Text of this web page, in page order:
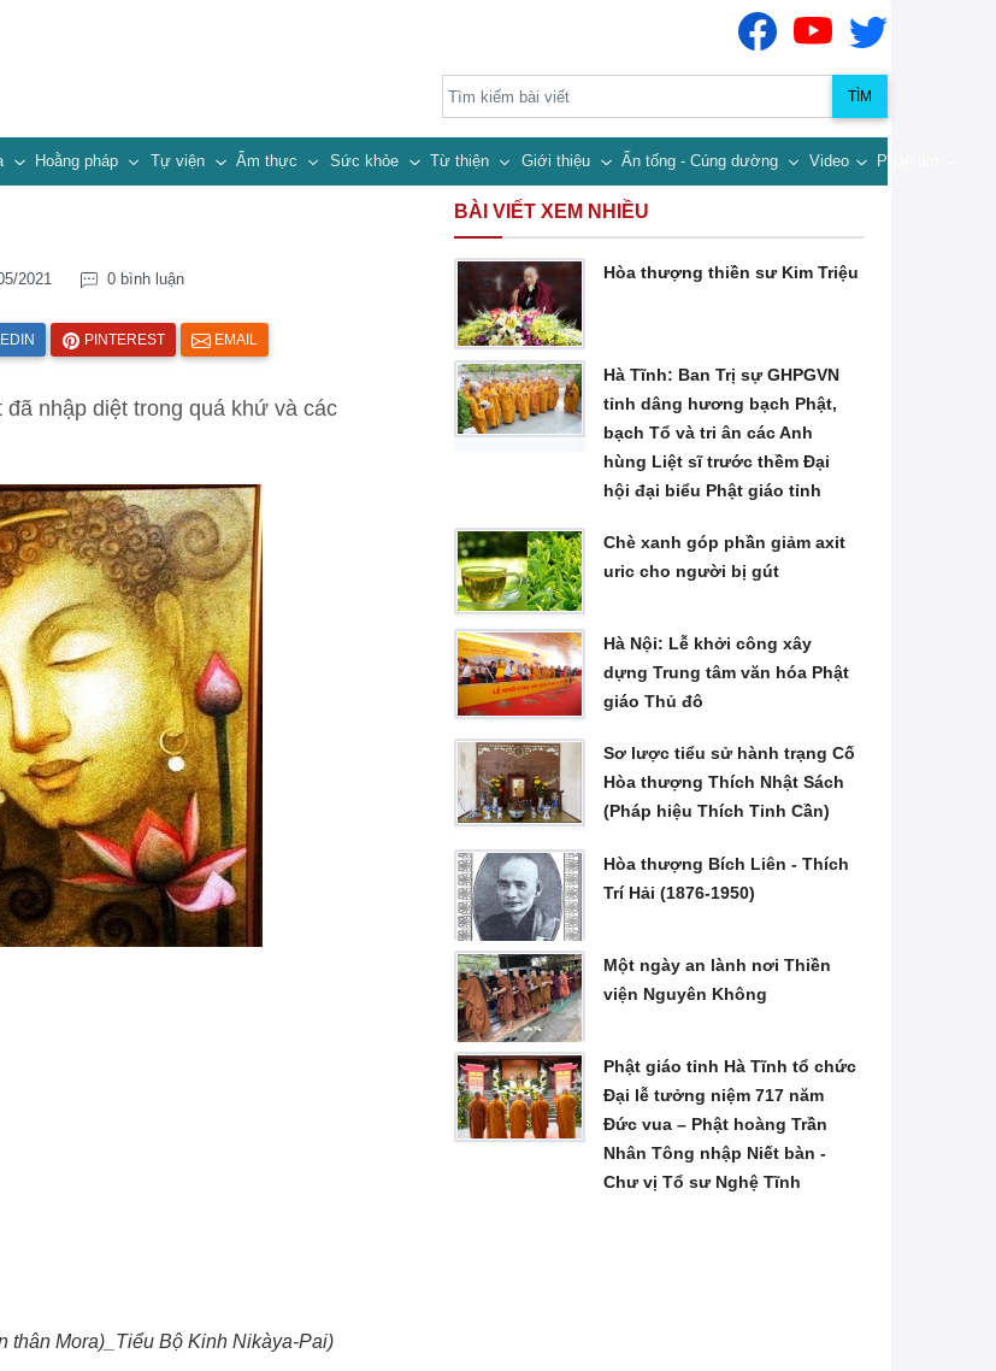
TÌM
Hoằng pháp Tự viện Ẩm thực Sức khỏe Từ thiện Giới thiệu Ấn tống - Cúng dường Video Pháp âm
2021 0 bình luận
PINTEREST EMAIL
nhập diệt trong quá khứ và các
thân Mora)_Tiểu Bộ Kinh Nikàya-Pai)
BÀI VIẾT XEM NHIỀU
Hòa thượng thiền sư Kim Triệu
Hà Tĩnh: Ban Trị sự GHPGVN
tỉnh dâng hương bạch Phật,
bạch Tổ và tri ân các Anh
hùng Liệt sĩ trước thềm Đại
hội đại biểu Phật giáo tỉnh
Chè xanh góp phần giảm axit
uric cho người bị gút
Hà Nội: Lễ khởi công xây
dựng Trung tâm văn hóa Phật
giáo Thủ đô
Sơ lược tiểu sử hành trạng Cố
Hòa thượng Thích Nhật Sách
(Pháp hiệu Thích Tinh Cần)
Hòa thượng Bích Liên - Thích
Trí Hải (1876-1950)
Một ngày an lành nơi Thiền
viện Nguyên Không
Phật giáo tỉnh Hà Tĩnh tổ chức
Đại lễ tưởng niệm 717 năm
Đức vua – Phật hoàng Trần
Nhân Tông nhập Niết bàn -
Chư vị Tổ sư Nghệ Tĩnh